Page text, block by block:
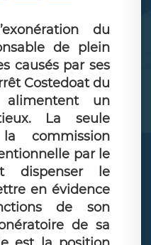
du
de plein
causés par ses
Costedoat du
un
La seule
commission
par le
dispenser le
en évidence
de son
de sa